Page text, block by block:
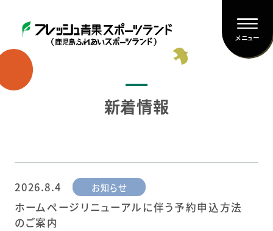
メニュー
新着情報
2026.8.4 お知らせ
ホームページリニューアルに伴う予約申込方法
のご案内